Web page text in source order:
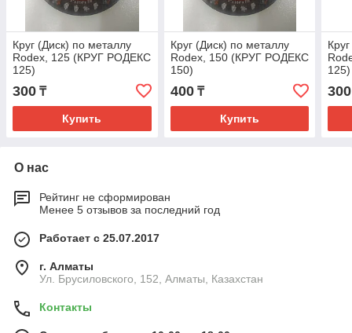
Круг (Диск) по металлу
Rodex, 125 (КРУГ РОДЕКС
125)
300 ₸
Купить
Круг (Диск) по металлу
Rodex, 150 (КРУГ РОДЕКС
150)
400₸
Купить
125)
300
О нас
Рейтинг не сформирован
Менее 5 отзывов за последний год
Работает с 25.07.2017
г. Алматы
Ул. Брусиловского, 152, Алматы, Казахстан
Контакты